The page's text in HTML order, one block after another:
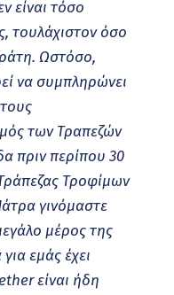
είναι τόσο
τουλάχιστον όσο
Ωστόσο,
να συμπληρώνει
των Τραπεζών
πριν περίπου 30
Τροφίμων
γινόμαστε
μέρος της
εμάς έχει
είναι ήδη